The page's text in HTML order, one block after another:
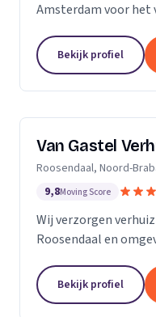
Amsterdam voor het
Bekijk profiel
Van Gastel
Roosendaal, Noord-
9,8Moving Score
Wij verzorgen
Roosendaal en
Bekijk profiel